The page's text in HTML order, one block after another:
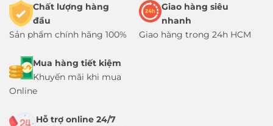
Chất lượng hàng
đầu
Sản phẩm chính hãng 100%
Giao hàng siêu
nhanh
Giao hàng trong 24h HCM
Mua hàng tiết kiệm
Khuyến mãi khi mua
Online
Hỗ trợ online 24/7